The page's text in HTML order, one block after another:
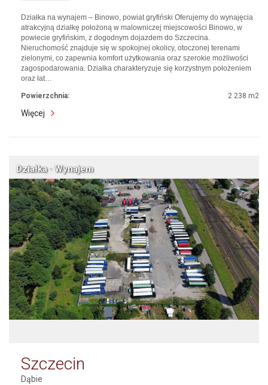
Działka na wynajem – Binowo, powiat gryfiński Oferujemy do wynajęcia
atrakcyjną działkę położoną w malowniczej miejscowości Binowo, w
powiecie gryfińskim, z dogodnym dojazdem do Szczecina.
Nieruchomość znajduje się w spokojnej okolicy, otoczonej terenami
zielonymi, co zapewnia komfort użytkowania oraz szerokie możliwości
zagospodarowania. Działka charakteryzuje się korzystnym położeniem
oraz łat…
Powierzchnia: 2 238 m2
Więcej
Działka · Wynajem
Szczecin
Dąbie